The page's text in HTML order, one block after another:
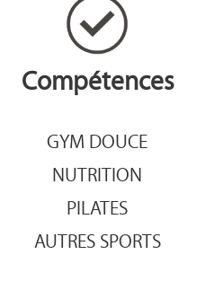
Compétences
GYM DOUCE
NUTRITION
PILATES
AUTRES SPORTS